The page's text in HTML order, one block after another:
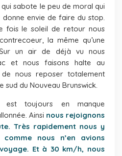
sabote le peu de moral qui
envie de faire du stop.
fois le soleil de retour nous
la même qu’une
un air de déjà vu nous
et nous faisons halte au
nous reposer totalement
du Nouveau Brunswick.
est toujours en manque
Ainsi nous rejoignons
Très rapidement nous y
nous n’en avions
Et à 30 km/h, nous